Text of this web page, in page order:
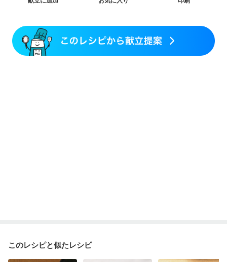
CKD（ステージ３b）
乳がん（ホルモン療法中）
乳がん（放射線治療中）
乳がん治療を終えた方・経過観察中の方など
このレシピと似たレシピ